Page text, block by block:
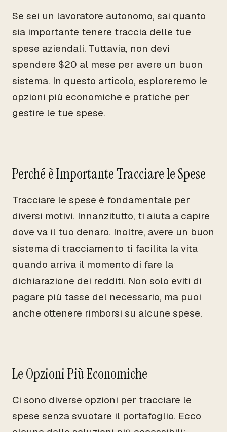
Se sei un lavoratore autonomo, sai quanto
sia importante tenere traccia delle tue
spese aziendali. Tuttavia, non devi
spendere $20 al mese per avere un buon
sistema. In questo articolo, esploreremo le
opzioni più economiche e pratiche per
gestire le tue spese.
Perché è Importante Tracciare le Spese
Tracciare le spese è fondamentale per
diversi motivi. Innanzitutto, ti aiuta a capire
dove va il tuo denaro. Inoltre, avere un buon
sistema di tracciamento ti facilita la vita
quando arriva il momento di fare la
dichiarazione dei redditi. Non solo eviti di
pagare più tasse del necessario, ma puoi
anche ottenere rimborsi su alcune spese.
Le Opzioni Più Economiche
Ci sono diverse opzioni per tracciare le
spese senza svuotare il portafoglio. Ecco